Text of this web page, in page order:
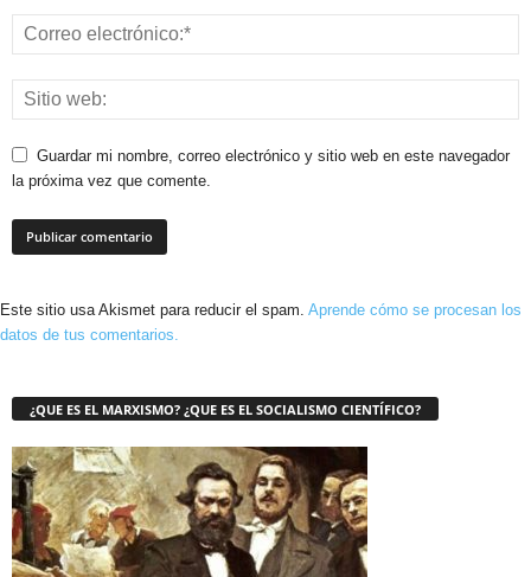
Guardar mi nombre, correo electrónico y sitio web en este navegador
la próxima vez que comente.
Este sitio usa Akismet para reducir el spam. Aprende cómo se procesan los
datos de tus comentarios.
¿QUE ES EL MARXISMO? ¿QUE ES EL SOCIALISMO CIENTÍFICO?